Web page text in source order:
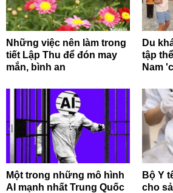
Những việc nên làm trong
tiết Lập Thu để đón may
mắn, bình an
Du
tập
Nam
Một trong những mô hình
AI mạnh nhất Trung Quốc
Bộ Y
cho